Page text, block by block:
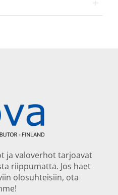
ja valoverhot tarjoavat
riippumatta. Jos haet
olosuhteisiin, ota